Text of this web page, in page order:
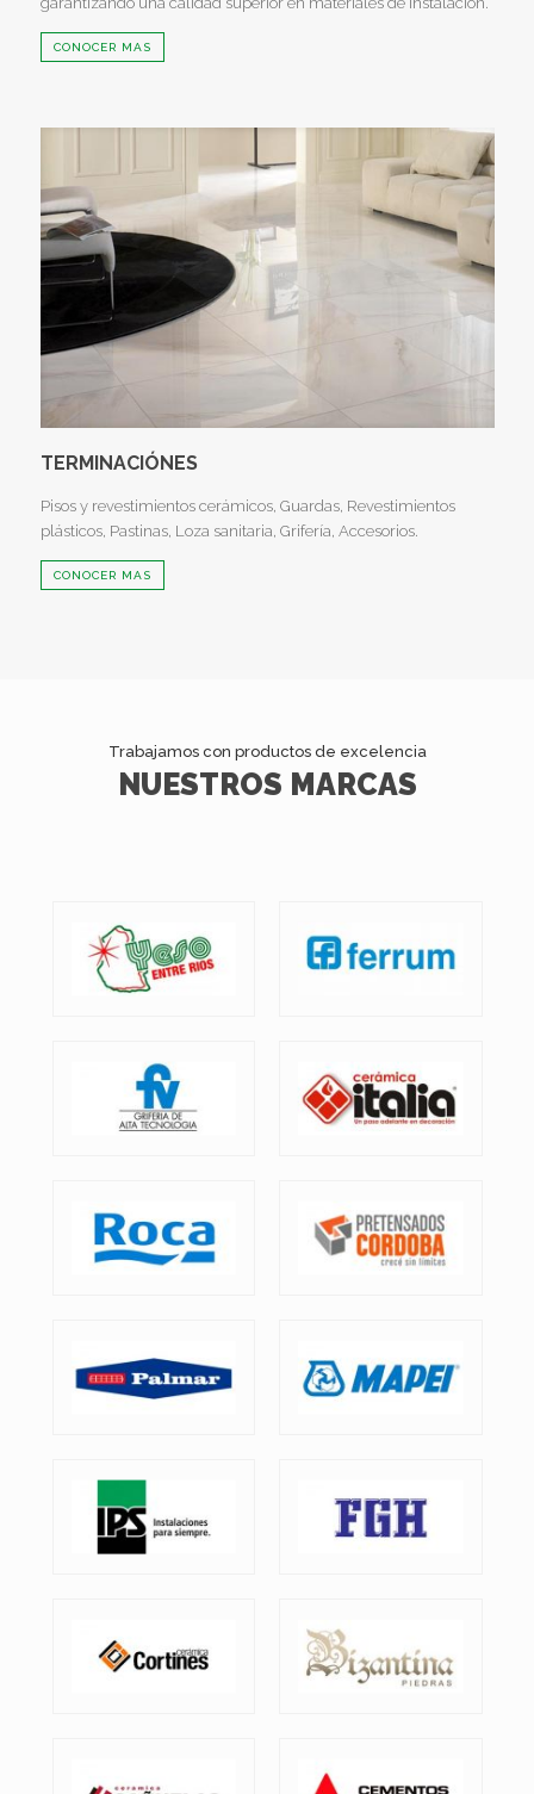
CONOCER MAS
TERMINACIÓNES
Pisos y revestimientos cerámicos, Guardas, Revestimientos
plásticos, Pastinas, Loza sanitaria, Grifería, Accesorios.
CONOCER MAS
Trabajamos con productos de excelencia
NUESTROS MARCAS